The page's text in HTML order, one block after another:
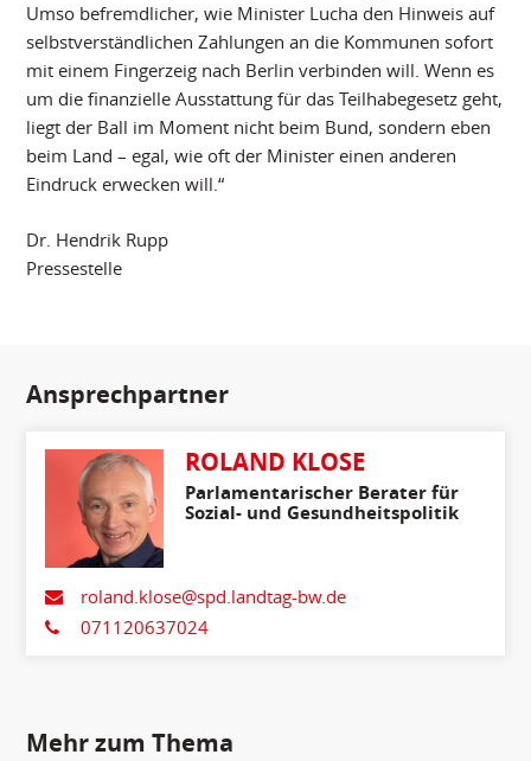
Umso befremdlicher, wie Minister Lucha den Hinweis auf
selbstverständlichen Zahlungen an die Kommunen sofort
mit einem Fingerzeig nach Berlin verbinden will. Wenn es
um die finanzielle Ausstattung für das Teilhabegesetz geht,
liegt der Ball im Moment nicht beim Bund, sondern eben
beim Land – egal, wie oft der Minister einen anderen
Eindruck erwecken will.“
Dr. Hendrik Rupp
Pressestelle
Ansprechpartner
ROLAND KLOSE
Parlamentarischer Berater für
Sozial- und Gesundheitspolitik
roland.klose@spd.landtag-bw.de
071120637024
Mehr zum Thema